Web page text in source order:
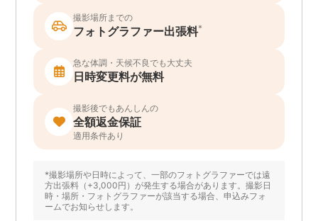
撮影場所までの
フォトグラファー出張料*
急な体調・天候不良でも大丈夫
日時変更料が無料
撮影後でもあんしんの
全額返金保証
適用条件あり
*撮影場所や日時によって、一部のフォトグラファーでは遠
方出張料（+3,000円）が発生する場合があります。撮影日
時・場所・フォトグラファーが該当する場合、申込みフォ
ームでお知らせします。